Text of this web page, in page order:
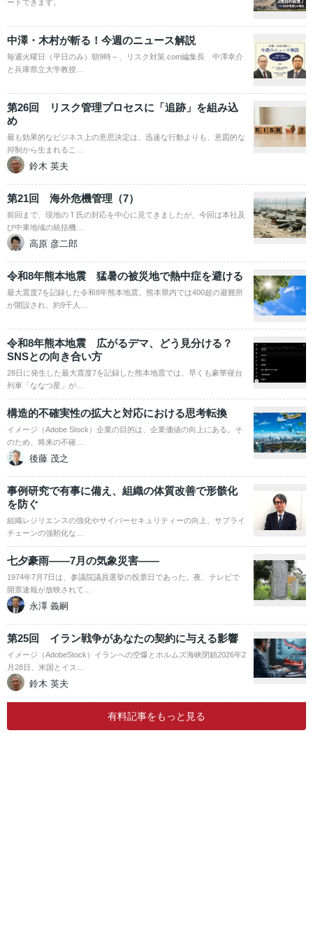
ードできます。
中澤・木村が斬る！今週のニュース解説
毎週火曜日（平日のみ）朝9時～、リスク対策.com編集長 中澤幸介
と兵庫県立大学教授…
第26回 リスク管理プロセスに「追跡」を組み込
め
最も効果的なビジネス上の意思決定は、迅速な行動よりも、意図的な
抑制から生まれるこ…
鈴木 英夫
第21回 海外危機管理（7）
前回まで、現地のＴ氏の対応を中心に見てきましたが、今回は本社及
び中東地域の統括機…
高原 彦二郎
令和8年熊本地震 猛暑の被災地で熱中症を避ける
最大震度7を記録した令和8年熊本地震。熊本県内では400超の避難所
が開設され、約9千人…
令和8年熊本地震 広がるデマ、どう見分ける？
SNSとの向き合い方
28日に発生した最大震度7を記録した熊本地震では、早くも豪華寝台
列車「ななつ星」が…
構造的不確実性の拡大と対応における思考転換
イメージ（Adobe Stock）企業の目的は、企業価値の向上にある。そ
のため、将来の不確…
後藤 茂之
事例研究で有事に備え、組織の体質改善で形骸化
を防ぐ
組織レジリエンスの強化やサイバーセキュリティーの向上、サプライ
チェーンの強靭化な…
七夕豪雨――7月の気象災害――
1974年7月7日は、参議院議員選挙の投票日であった。夜、テレビで
開票速報が放映されて…
永澤 義嗣
第25回 イラン戦争があなたの契約に与える影響
イメージ（AdobeStock）イランへの空爆とホルムズ海峡閉鎖2026年2
月28日、米国とイス…
鈴木 英夫
有料記事をもっと見る